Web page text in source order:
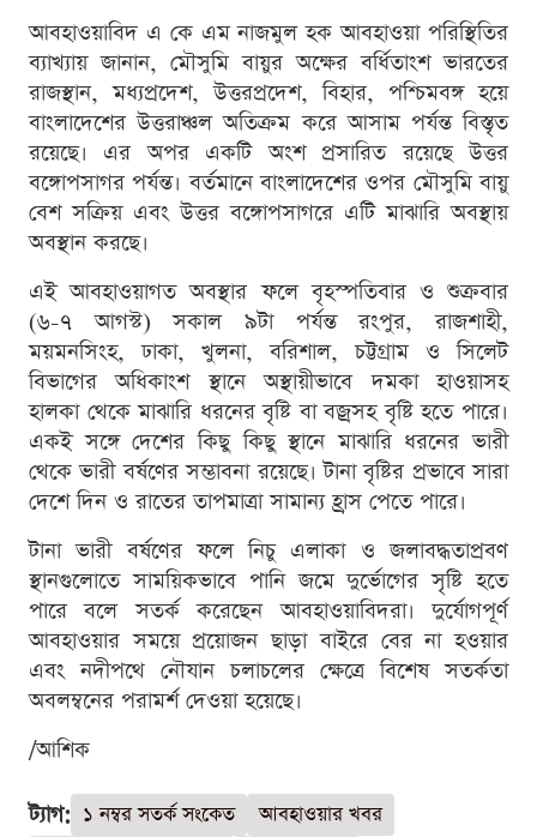
আবহাওয়াবিদ এ কে এম নাজমুল হক আবহাওয়া পরিস্থিতির
ব্যাখ্যায় জানান, মৌসুমি বায়ুর অক্ষের বর্ধিতাংশ ভারতের
রাজস্থান, মধ্যপ্রদেশ, উত্তরপ্রদেশ, বিহার, পশ্চিমবঙ্গ হয়ে
বাংলাদেশের উত্তরাঞ্চল অতিক্রম করে আসাম পর্যন্ত বিস্তৃত
রয়েছে। এর অপর একটি অংশ প্রসারিত রয়েছে উত্তর
বঙ্গোপসাগর পর্যন্ত। বর্তমানে বাংলাদেশের ওপর মৌসুমি বায়ু
বেশ সক্রিয় এবং উত্তর বঙ্গোপসাগরে এটি মাঝারি অবস্থায়
অবস্থান করছে।
এই আবহাওয়াগত অবস্থার ফলে বৃহস্পতিবার ও শুক্রবার
(৬-৭ আগস্ট) সকাল ৯টা পর্যন্ত রংপুর, রাজশাহী,
ময়মনসিংহ, ঢাকা, খুলনা, বরিশাল, চট্টগ্রাম ও সিলেট
বিভাগের অধিকাংশ স্থানে অস্থায়ীভাবে দমকা হাওয়াসহ
হালকা থেকে মাঝারি ধরনের বৃষ্টি বা বজ্রসহ বৃষ্টি হতে পারে।
একই সঙ্গে দেশের কিছু কিছু স্থানে মাঝারি ধরনের ভারী
থেকে ভারী বর্ষণের সম্ভাবনা রয়েছে। টানা বৃষ্টির প্রভাবে সারা
দেশে দিন ও রাতের তাপমাত্রা সামান্য হ্রাস পেতে পারে।
টানা ভারী বর্ষণের ফলে নিচু এলাকা ও জলাবদ্ধতাপ্রবণ
স্থানগুলোতে সাময়িকভাবে পানি জমে দুর্ভোগের সৃষ্টি হতে
পারে বলে সতর্ক করেছেন আবহাওয়াবিদরা। দুর্যোগপূর্ণ
আবহাওয়ার সময়ে প্রয়োজন ছাড়া বাইরে বের না হওয়ার
এবং নদীপথে নৌযান চলাচলের ক্ষেত্রে বিশেষ সতর্কতা
অবলম্বনের পরামর্শ দেওয়া হয়েছে।
/আশিক
ট্যাগ: ১ নম্বর সতর্ক সংকেত
আবহাওয়ার খবর